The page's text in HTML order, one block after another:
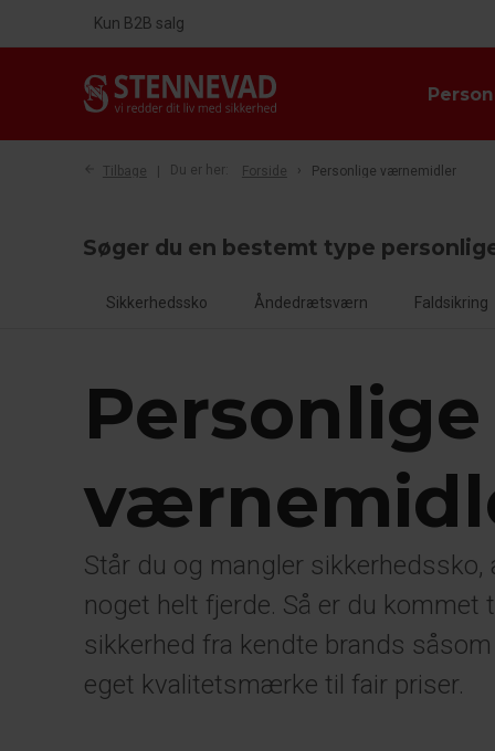
Kun B2B salg
Tilbage Du er her: Forside Personlige værnemidler
Søger du en bestemt type
Sikkerhedssko Åndedrætsværn Faldsikring
Personlige
Står du og mangler
noget helt fjerde. Så er du
sikkerhed fra kendte brands
eget kvalitetsmærke til fair priser.